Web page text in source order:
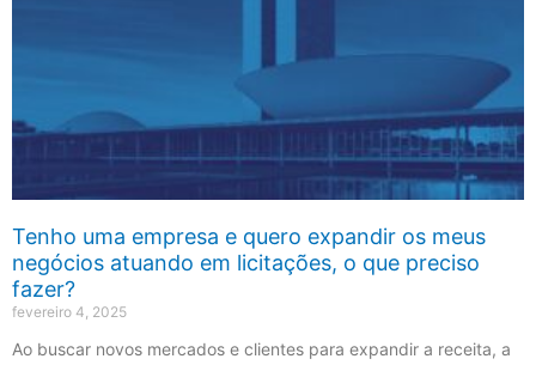
Tenho uma empresa e quero expandir os meus
negócios atuando em licitações, o que preciso
fazer?
fevereiro 4, 2025
Ao buscar novos mercados e clientes para expandir a receita, a